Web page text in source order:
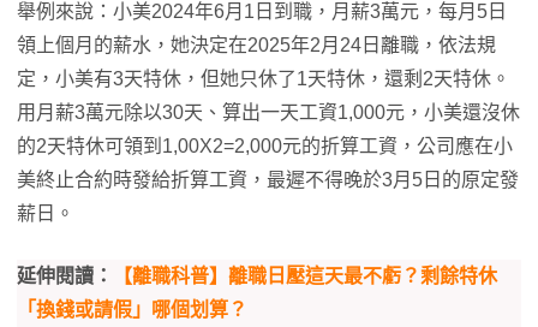
舉例來說：小美2024年6月1日到職，月薪3萬元，每月5日
領上個月的薪水，她決定在2025年2月24日離職，依法規
定，小美有3天特休，但她只休了1天特休，還剩2天特休。
用月薪3萬元除以30天、算出一天工資1,000元，小美還沒休
的2天特休可領到1,00X2=2,000元的折算工資，公司應在小
美終止合約時發給折算工資，最遲不得晚於3月5日的原定發
薪日。
延伸閱讀：
【離職科普】離職日壓這天最不虧？剩餘特休
「換錢或請假」哪個划算？